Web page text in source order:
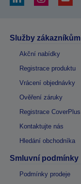
Služby zákazníkům
Akční nabídky
Registrace produktu
Vrácení objednávky
Ověření záruky
Registrace CoverPlus
Kontaktujte nás
Hledání obchodníka
Smluvní podmínky
Podmínky prodeje